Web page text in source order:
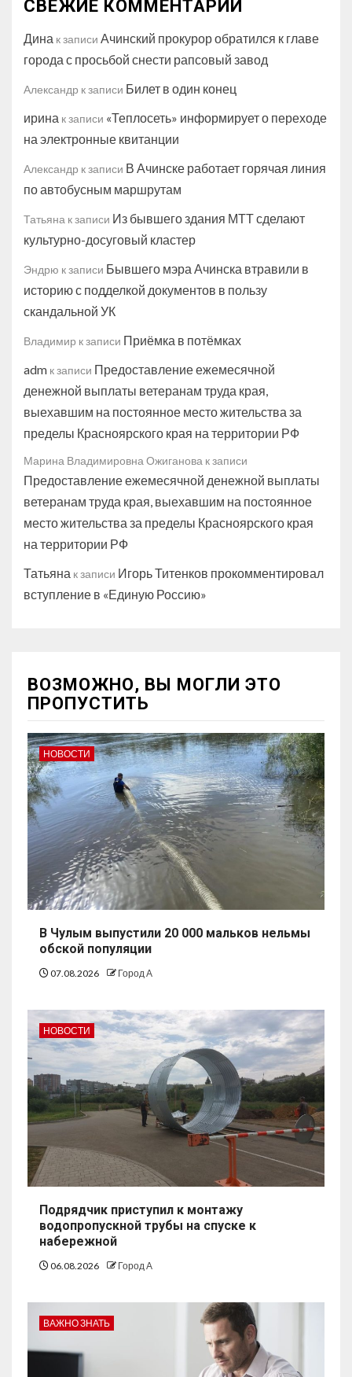
СВЕЖИЕ КОММЕНТАРИИ
Дина к записи Ачинский прокурор обратился к главе
города с просьбой снести рапсовый завод
Александр к записи Билет в один конец
ирина к записи «Теплосеть» информирует о переходе
на электронные квитанции
Александр к записи В Ачинске работает горячая линия
по автобусным маршрутам
Татьяна к записи Из бывшего здания МТТ сделают
культурно-досуговый кластер
Эндрю к записи Бывшего мэра Ачинска втравили в
историю с подделкой документов в пользу
скандальной УК
Владимир к записи Приёмка в потёмках
adm к записи Предоставление ежемесячной
денежной выплаты ветеранам труда края,
выехавшим на постоянное место жительства за
пределы Красноярского края на территории РФ
Марина Владимировна Ожиганова к записи
Предоставление ежемесячной денежной выплаты
ветеранам труда края, выехавшим на постоянное
место жительства за пределы Красноярского края
на территории РФ
Татьяна к записи Игорь Титенков прокомментировал
вступление в «Единую Россию»
ВОЗМОЖНО, ВЫ МОГЛИ ЭТО
ПРОПУСТИТЬ
НОВОСТИ
В Чулым выпустили 20 000 мальков нельмы
обской популяции
07.08.2026 Город А
НОВОСТИ
Подрядчик приступил к монтажу
водопропускной трубы на спуске к
набережной
06.08.2026 Город А
ВАЖНО ЗНАТЬ